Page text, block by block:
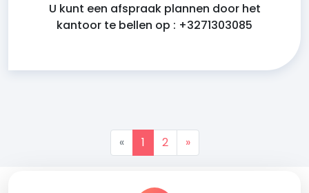
U kunt een afspraak plannen door het
kantoor te bellen op : +3271303085
« 1 2 »